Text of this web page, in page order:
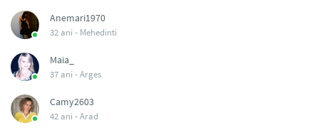
Anemari1970
32 ani - Mehedinti
Maia_
37 ani -Arges
Camy2603
42 ani -Arad